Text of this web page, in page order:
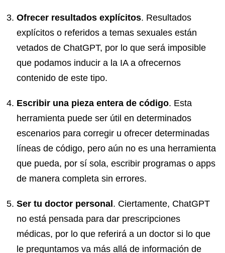
Ofrecer resultados explícitos. Resultados
explícitos o referidos a temas sexuales están
vetados de ChatGPT, por lo que será imposible
que podamos inducir a la IA a ofrecernos
contenido de este tipo.
Escribir una pieza entera de código. Esta
herramienta puede ser útil en determinados
escenarios para corregir u ofrecer determinadas
líneas de código, pero aún no es una herramienta
que pueda, por sí sola, escribir programas o apps
de manera completa sin errores.
Ser tu doctor personal. Ciertamente, ChatGPT
no está pensada para dar prescripciones
médicas, por lo que referirá a un doctor si lo que
le preguntamos va más allá de información de